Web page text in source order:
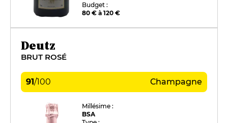
Budget :
80 € à 120 €
Deutz
BRUT ROSÉ
91/100 Champagne
Millésime :
BSA